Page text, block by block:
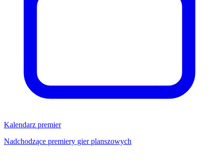
Kalendarz premier
Nadchodzące premiery gier planszowych